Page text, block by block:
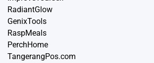
RadiantGlow
GenixTools
RaspMeals
PerchHome
TangerangPos.com